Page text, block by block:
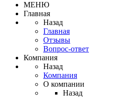
МЕНЮ
Главная
Назад
Главная
Отзывы
Вопрос-ответ
Компания
Назад
Компания
О компании
Назад